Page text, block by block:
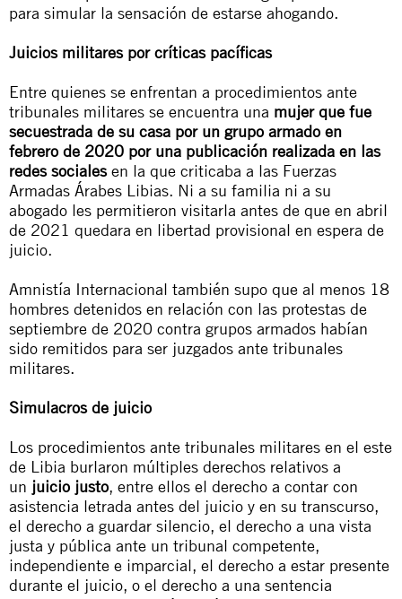
para simular la sensación de estarse ahogando.
Juicios militares por críticas pacíficas
Entre quienes se enfrentan a procedimientos ante
tribunales militares se encuentra una mujer que fue
secuestrada de su casa por un grupo armado en
febrero de 2020 por una publicación realizada en las
redes socialesen la que criticaba a las Fuerzas
Armadas Árabes Libias. Ni a su familia ni a su
abogado les permitieron visitarla antes de que en abril
de 2021 quedara en libertad provisional en espera de
juicio.
Amnistía Internacional también supo que al menos 18
hombres detenidos en relación con las protestas de
septiembre de 2020 contra grupos armados habían
sido remitidos para ser juzgados ante tribunales
militares.
Simulacros de juicio
Los procedimientos ante tribunales militares en el este
de Libia burlaron múltiples derechos relativos a
un juicio justo, entre ellos el derecho a contar con
asistencia letrada antes del juicio y en su transcurso,
el derecho a guardar silencio, el derecho a una vista
justa y pública ante un tribunal competente,
independiente e imparcial, el derecho a estar presente
durante el juicio, o el derecho a una sentencia